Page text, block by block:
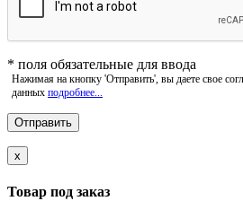
* поля обязательные для ввода
Нажимая на кнопку 'Отправить', вы даете свое
данных подробнее...
x
Товар под заказ